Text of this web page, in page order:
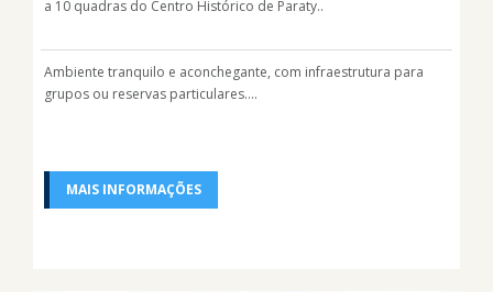
a 10 quadras do Centro Histórico de Paraty..
Ambiente tranquilo e aconchegante, com infraestrutura para
grupos ou reservas particulares....
MAIS INFORMAÇÕES